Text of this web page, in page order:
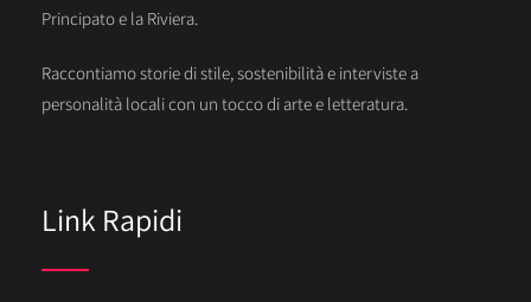
Principato e la Riviera.
Raccontiamo storie di stile, sostenibilità e interviste a
personalità locali con un tocco di arte e letteratura.
Link Rapidi